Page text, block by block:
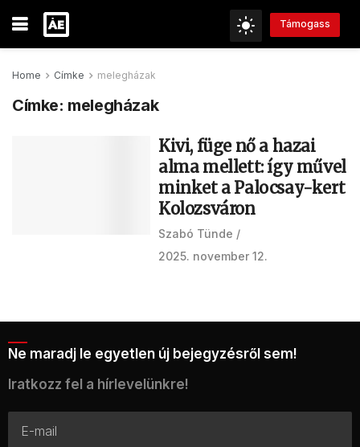
Támogass
Home Címke melegházak
Címke: melegházak
Kivi, füge nő a hazai
alma mellett: így művel
minket a Palocsay-kert
Kolozsváron
Szabó Tünde
2025. november 12.
Ne maradj le egyetlen új bejegyzésről sem!
Iratkozz fel a hírlevelünkre!